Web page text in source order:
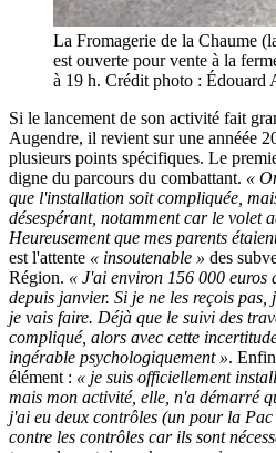
La Fromagerie de la Chaume
est ouverte pour vente à la
à 19 h. Crédit photo : Édouard
Si le lancement de son activité fait
Augendre, il revient sur une annéée
plusieurs points spécifiques. Le
digne du parcours du combattant. «
que l'installation soit compliquée,
désespérant, notamment car le volet
Heureusement que mes parents
est l'attente « insoutenable » des
Région. « J'ai environ 156 000 euros
depuis janvier. Si je ne les reçois
je vais faire. Déjà que le suivi des
compliqué, alors avec cette
ingérable psychologiquement ».
élément : « je suis officiellement
mais mon activité, elle, n'a démarré
j'ai eu deux contrôles (un pour la
contre les contrôles car ils sont